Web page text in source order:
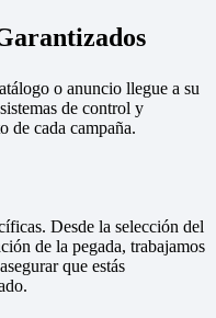
o anuncio llegue a su
de control y
de cada campaña.
Desde la selección del
de la pegada, trabajamos
que estás